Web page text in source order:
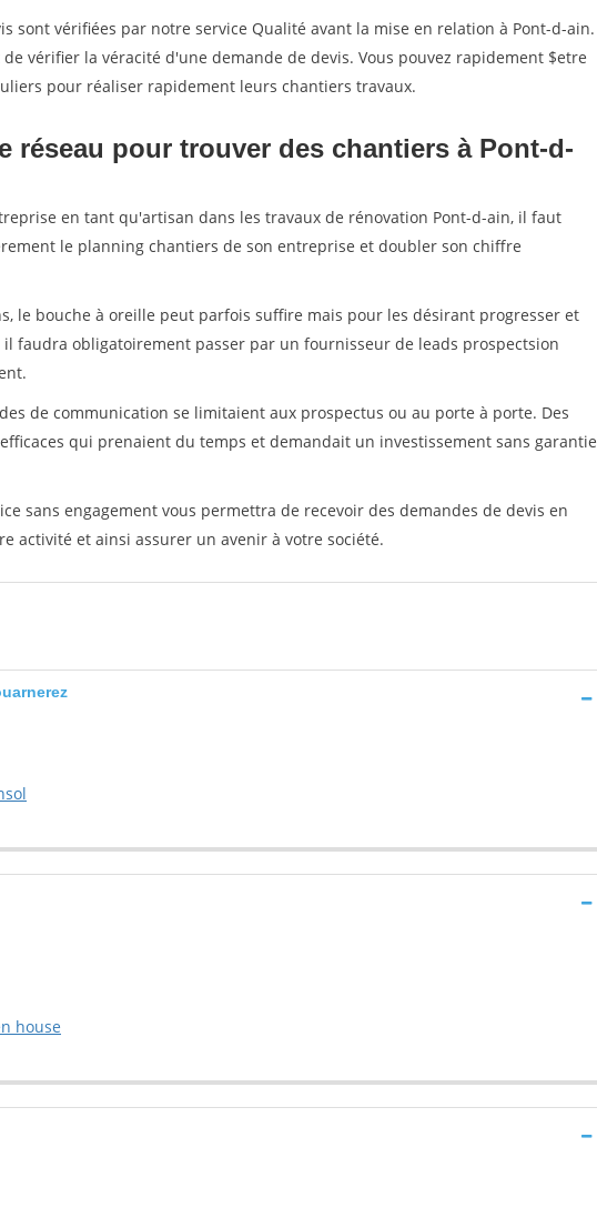
sont vérifiées par notre service Qualité avant la mise en relation à Pont-d-ain.
vérifier la véracité d'une demande de devis. Vous pouvez rapidement $etre
pour réaliser rapidement leurs chantiers travaux.
réseau pour trouver des chantiers à Pont-d-
en tant qu'artisan dans les travaux de rénovation Pont-d-ain, il faut
le planning chantiers de son entreprise et doubler son chiffre
le bouche à oreille peut parfois suffire mais pour les désirant progresser et
faudra obligatoirement passer par un fournisseur de leads prospectsion
de communication se limitaient aux prospectus ou au porte à porte. Des
qui prenaient du temps et demandait un investissement sans garantie
sans engagement vous permettra de recevoir des demandes de devis en
activité et ainsi assurer un avenir à votre société.
house